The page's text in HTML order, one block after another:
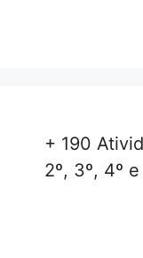
+ 190
2º, 3º, 4º